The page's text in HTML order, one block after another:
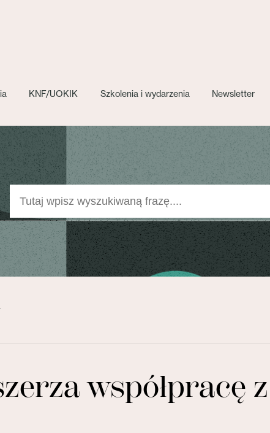
KNF/UOKIK Szkolenia i wydarzenia Newsletter
współpracę